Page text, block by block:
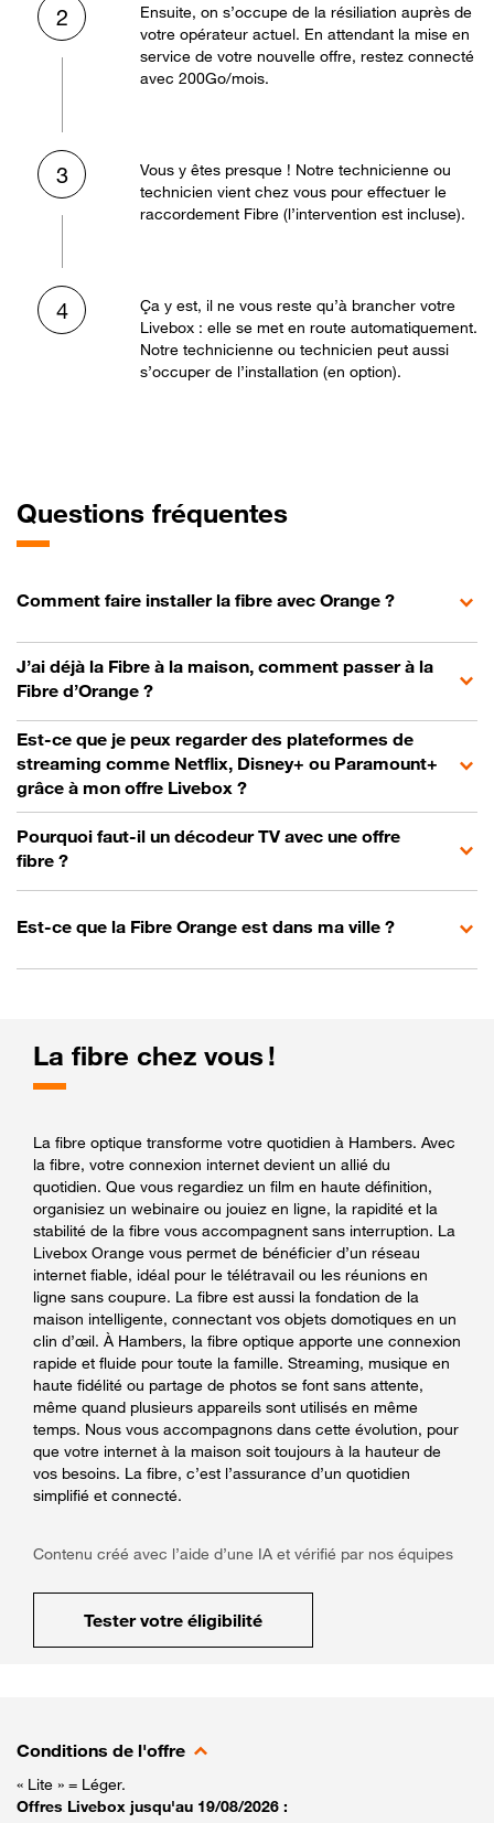
2
Ensuite, on s’occupe de la résiliation auprès de
votre opérateur actuel. En attendant la mise en
service de votre nouvelle offre, restez connecté
avec 200Go/mois.
3
Vous y êtes presque ! Notre technicienne ou
technicien vient chez vous pour effectuer le
raccordement Fibre (l’intervention est incluse).
4
Ça y est, il ne vous reste qu’à brancher votre
Livebox : elle se met en route automatiquement.
Notre technicienne ou technicien peut aussi
s’occuper de l’installation (en option).
Questions fréquentes
Comment faire installer la fibre avec Orange ?
J’ai déjà la Fibre à la maison, comment passer à la
Fibre d’Orange ?
Est-ce que je peux regarder des plateformes de
streaming comme Netflix, Disney+ ou Paramount+
grâce à mon offre Livebox ?
Pourquoi faut-il un décodeur TV avec une offre
fibre ?
Est-ce que la Fibre Orange est dans ma ville ?
La fibre chez vous !
La fibre optique transforme votre quotidien à Hambers. Avec
la fibre, votre connexion internet devient un allié du
quotidien. Que vous regardiez un film en haute définition,
organisiez un webinaire ou jouiez en ligne, la rapidité et la
stabilité de la fibre vous accompagnent sans interruption. La
Livebox Orange vous permet de bénéficier d’un réseau
internet fiable, idéal pour le télétravail ou les réunions en
ligne sans coupure. La fibre est aussi la fondation de la
maison intelligente, connectant vos objets domotiques en un
clin d’œil. À Hambers, la fibre optique apporte une connexion
rapide et fluide pour toute la famille. Streaming, musique en
haute fidélité ou partage de photos se font sans attente,
même quand plusieurs appareils sont utilisés en même
temps. Nous vous accompagnons dans cette évolution, pour
que votre internet à la maison soit toujours à la hauteur de
vos besoins. La fibre, c’est l’assurance d’un quotidien
simplifié et connecté.
Contenu créé avec l’aide d’une IA et vérifié par nos équipes
Tester votre éligibilité
Conditions de l'offre
« Lite » = Léger.
Offres Livebox jusqu'au 19/08/2026 :